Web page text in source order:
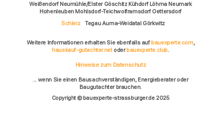
Weißendorf Neumühle/Elster Göschitz Kühdorf Löhma Neumark
Hohenleuben Mohlsdorf-Teichwolframsdorf Oettersdorf
Schleiz
Tegau Auma-Weidatal Görkwitz
Weitere Informationen erhalten Sie ebenfalls auf bauexperte.com,
hauskauf-gutachter.netoderbauexperte.club.
Hinweise zum Datenschutz
... wenn Sie einen Bausachverständigen, Energieberater oder
Baugutachter brauchen.
Copyright © bauexperte-strassburger.de 2025